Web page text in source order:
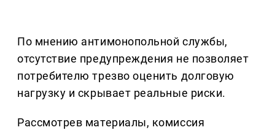
По мнению антимонопольной службы,
отсутствие предупреждения не позволяет
потребителю трезво оценить долговую
нагрузку и скрывает реальные риски.
Рассмотрев материалы, комиссия